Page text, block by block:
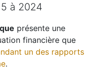
à 2024
présente une
financière que
un des rapports
.